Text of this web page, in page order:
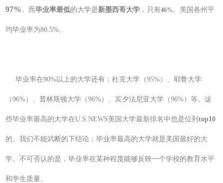
97%。而毕业率最低的大学是新墨西哥大学 ，只有46%。美国各州平
均毕业率为80.5%。
毕业率在90%以上的大学还有：杜克大学（95%）、耶鲁大学
（96%）、普林斯顿大学（96%）、宾夕法尼亚大学（96%）等。这
些毕业率最高的大学在U.S.NEWS美国大学最新排名中也是位列 top10
的。我们不能武断的下结论：毕业率最高的大学就是美国最好的大
学。不可否认的是，毕业率在某种程度能够反映一个学校的教育水平
和学生质量。